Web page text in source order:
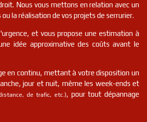
Nous vous mettons en relation avec un
la réalisation de vos projets de serrurier.
et vous propose une estimation à
idée approximative des coûts avant le
en continu, mettant à votre disposition un
jour et nuit, même les week-ends et
de trafic, etc.), pour tout dépannage